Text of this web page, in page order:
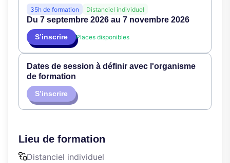
35h de formation Distanciel individuel
Du 7 septembre 2026 au 7 novembre 2026
S’inscrire Places disponibles
Dates de session à définir avec l'organisme
de formation
S’inscrire
Lieu de formation
Distanciel individuel